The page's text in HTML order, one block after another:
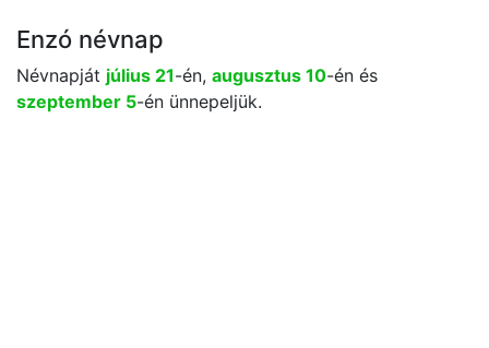
Enzó névnap
Névnapját július 21-én, augusztus 10-én és
szeptember 5-én ünnepeljük.